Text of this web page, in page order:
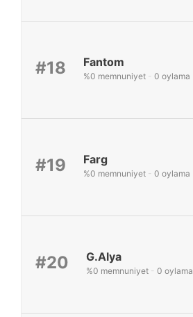
#18 Fantom
%0 memnuniyet - 0 oylama
#19 Farg
%0 memnuniyet - 0 oylama
#20 G.Alya
%0 memnuniyet - 0 oylama